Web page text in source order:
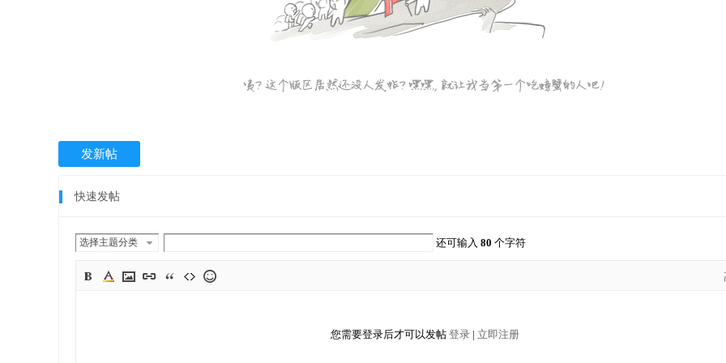
发新帖
快速发帖
选择主题分类 还可输入80 个字符
您需要登录后才可以发帖 登录 | 立即注册